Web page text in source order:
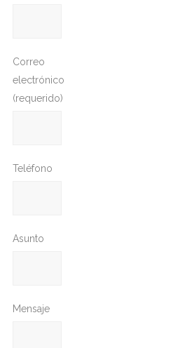
Correo
electrónico
(requerido)
Teléfono
Asunto
Mensaje